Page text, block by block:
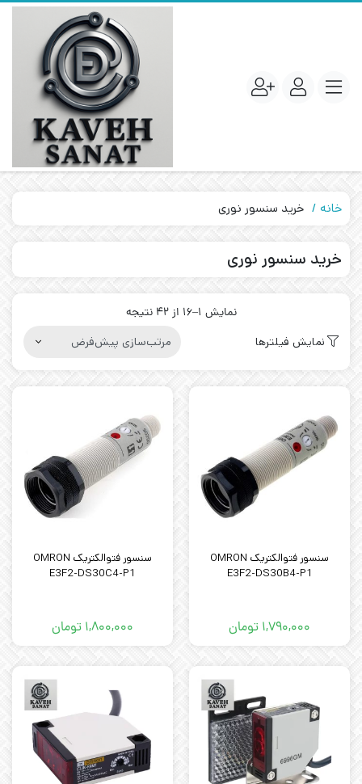
خانه خرید سنسور نوری
خرید سنسور نوری
نمایش 1–16 از 42 نتیجه
نمایش فیلترها
سنسور فتوالکتریک OMRON
E3F2-DS30B4-P1
۱,۷۹۰,۰۰۰ تومان
سنسور فتوالکتریک OMRON
E3F2-DS30C4-P1
۱,۸۰۰,۰۰۰ تومان